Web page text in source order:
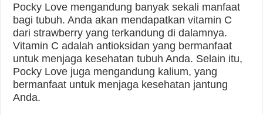
Pocky Love mengandung banyak sekali manfaat
bagi tubuh. Anda akan mendapatkan vitamin C
dari strawberry yang terkandung di dalamnya.
Vitamin C adalah antioksidan yang bermanfaat
untuk menjaga kesehatan tubuh Anda. Selain itu,
Pocky Love juga mengandung kalium, yang
bermanfaat untuk menjaga kesehatan jantung
Anda.